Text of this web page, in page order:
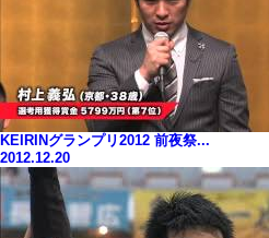
KEIRINグランプリ2012 前夜祭...
2012.12.20